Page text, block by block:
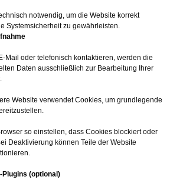
notwendig, um die Website korrekt
Systemsicherheit zu gewährleisten.
oder telefonisch kontaktieren, werden die
Daten ausschließlich zur Bearbeitung Ihrer
Website verwendet Cookies, um grundlegende
so einstellen, dass Cookies blockiert oder
Deaktivierung können Teile der Website
(optional)